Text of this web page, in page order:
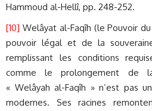
Hammoud al-Hellî, pp. 248-252.
[10] Welâyat al-Faqîh (le Pouvoir
pouvoir légal et de la
remplissant les conditions
comme le prolongement de
« Welâyah al-Faqîh » n’est pas
modernes. Ses racines